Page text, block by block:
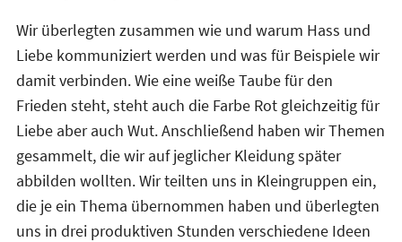
Wir überlegten zusammen wie und warum Hass und
Liebe kommuniziert werden und was für Beispiele wir
damit verbinden. Wie eine weiße Taube für den
Frieden steht, steht auch die Farbe Rot gleichzeitig für
Liebe aber auch Wut. Anschließend haben wir Themen
gesammelt, die wir auf jeglicher Kleidung später
abbilden wollten. Wir teilten uns in Kleingruppen ein,
die je ein Thema übernommen haben und überlegten
uns in drei produktiven Stunden verschiedene Ideen